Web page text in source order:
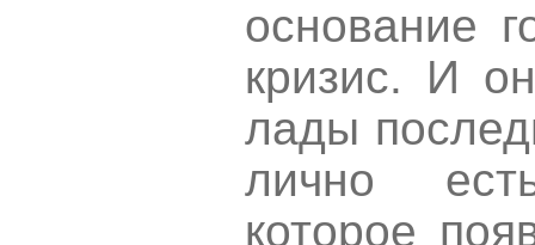
основание
кризис. И
лады
лично
которое